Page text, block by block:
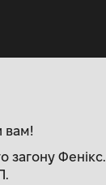
вам!
загону Фенікс.